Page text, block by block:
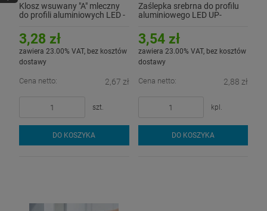
Klosz wsuwany "A" mleczny
do profili aluminiowych LED -
3,28 zł
zawiera 23.00% VAT, bez kosztów
dostawy
Cena netto: 2,67 zł
szt.
DO KOSZYKA
Zaślepka srebrna do profilu
aluminiowego LED UP-
3,54 zł
zawiera 23.00% VAT, bez kosztów
dostawy
Cena netto: 2,88 zł
kpl.
DO KOSZYKA